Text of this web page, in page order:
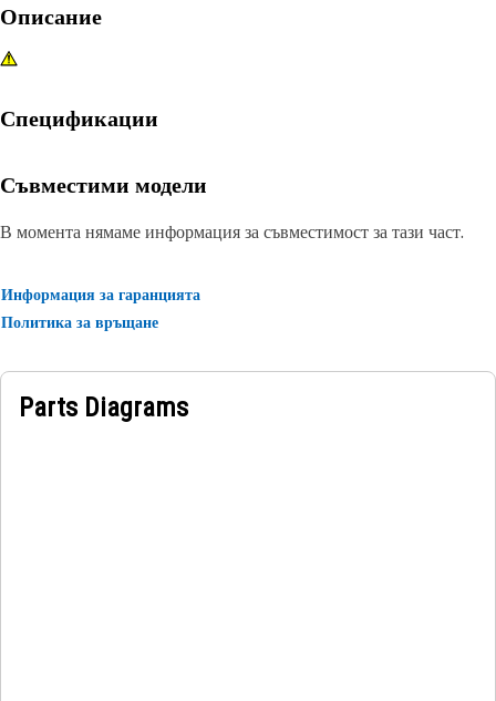
Описание
Спецификации
Съвместими модели
В момента нямаме информация за съвместимост за тази част.
Информация за гаранцията
Политика за връщане
Parts Diagrams